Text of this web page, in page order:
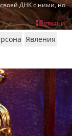
ДНК с ними, но
статьи
Явления